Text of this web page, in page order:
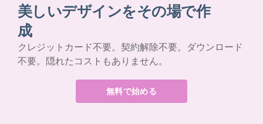
美しいデザインをその場で作
成
クレジットカード不要。契約解除不要。ダウンロード
不要。隠れたコストもありません。
無料で始める